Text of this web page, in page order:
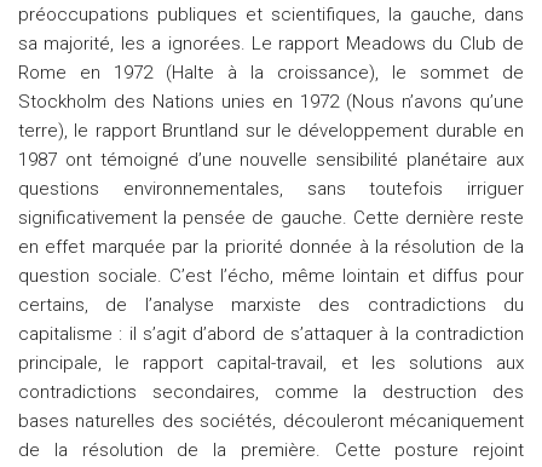
préoccupations publiques et scientifiques, la gauche, dans
sa majorité, les a ignorées. Le rapport Meadows du Club de
Rome en 1972 (Halte à la croissance), le sommet de
Stockholm des Nations unies en 1972 (Nous n’avons qu’une
terre), le rapport Bruntland sur le développement durable en
1987 ont témoigné d’une nouvelle sensibilité planétaire aux
questions environnementales, sans toutefois irriguer
significativement la pensée de gauche. Cette dernière reste
en effet marquée par la priorité donnée à la résolution de la
question sociale. C’est l’écho, même lointain et diffus pour
certains, de l’analyse marxiste des contradictions du
capitalisme : il s’agit d’abord de s’attaquer à la contradiction
principale, le rapport capital-travail, et les solutions aux
contradictions secondaires, comme la destruction des
bases naturelles des sociétés, découleront mécaniquement
de la résolution de la première. Cette posture rejoint